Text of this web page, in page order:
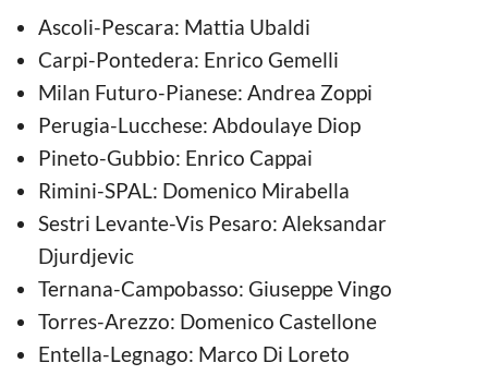
Ascoli-Pescara: Mattia Ubaldi
Carpi-Pontedera: Enrico Gemelli
Milan Futuro-Pianese: Andrea Zoppi
Perugia-Lucchese: Abdoulaye Diop
Pineto-Gubbio: Enrico Cappai
Rimini-SPAL: Domenico Mirabella
Sestri Levante-Vis Pesaro: Aleksandar
Djurdjevic
Ternana-Campobasso: Giuseppe Vingo
Torres-Arezzo: Domenico Castellone
Entella-Legnago: Marco Di Loreto